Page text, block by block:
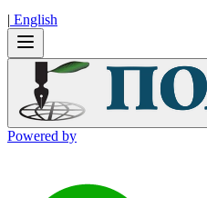
| Εnglish
Powered by